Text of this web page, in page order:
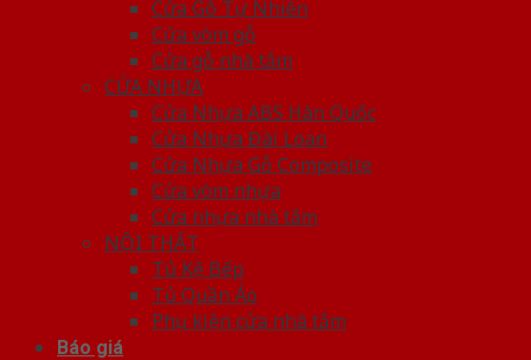
Cửa Gỗ Tự Nhiên
Cửa vòm gỗ
Cửa gỗ nhà tắm
CỬA NHỰA
Cửa Nhựa ABS Hàn Quốc
Cửa Nhựa Đài Loan
Cửa Nhựa Gỗ Composite
Cửa vòm nhựa
Cửa nhựa nhà tắm
NỘI THẤT
Tủ Kệ Bếp
Tủ Quần Áo
Phụ kiện cửa nhà tắm
Báo giá